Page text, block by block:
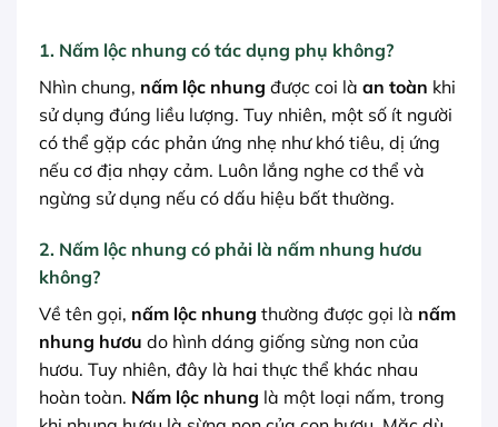
1. Nấm lộc nhung có tác dụng phụ không?
Nhìn chung, nấm lộc nhung được coi là an toàn khi
sử dụng đúng liều lượng. Tuy nhiên, một số ít người
có thể gặp các phản ứng nhẹ như khó tiêu, dị ứng
nếu cơ địa nhạy cảm. Luôn lắng nghe cơ thể và
ngừng sử dụng nếu có dấu hiệu bất thường.
2. Nấm lộc nhung có phải là nấm nhung hươu
không?
Về tên gọi, nấm lộc nhung thường được gọi là nấm
nhung hươu do hình dáng giống sừng non của
hươu. Tuy nhiên, đây là hai thực thể khác nhau
hoàn toàn. Nấm lộc nhung là một loại nấm, trong